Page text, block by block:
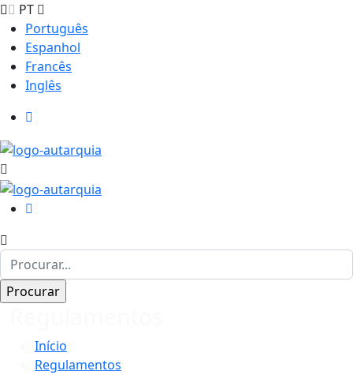
PT
Português
Espanhol
Francês
Inglês
Início
Regulamentos